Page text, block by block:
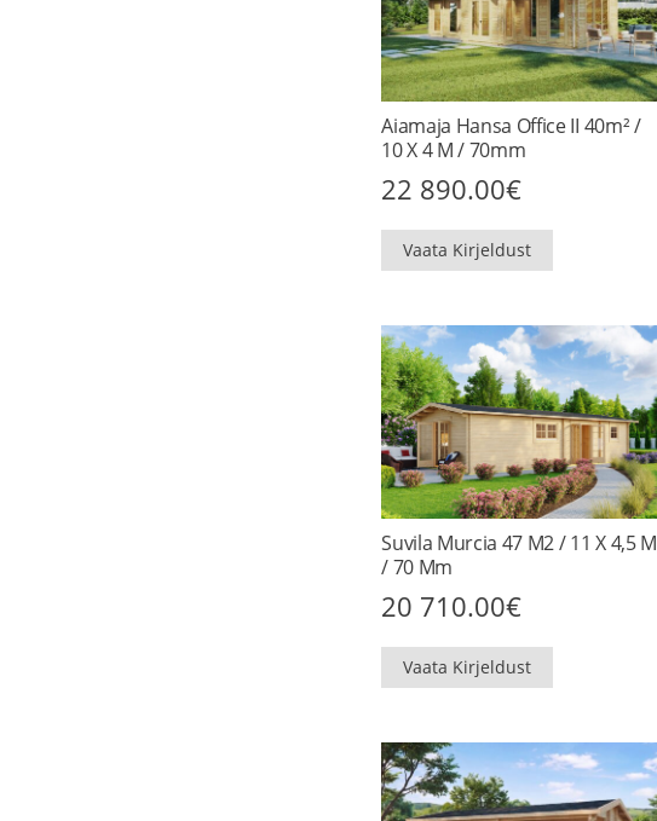
Aiamaja Hansa Office II 40m² /
10 X 4 M / 70mm
22 890.00€
Vaata Kirjeldust
Suvila Murcia 47 M2 / 11 X 4,5 M
/ 70 Mm
20 710.00€
Vaata Kirjeldust